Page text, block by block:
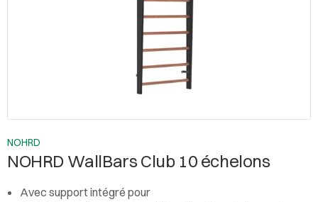
NOHRD
NOHRD WallBars Club 10 échelons
Avec support intégré pour